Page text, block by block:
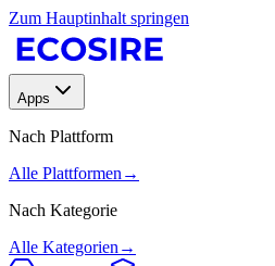
Zum Hauptinhalt springen
Apps
Nach Plattform
Alle Plattformen →
Nach Kategorie
Alle Kategorien →